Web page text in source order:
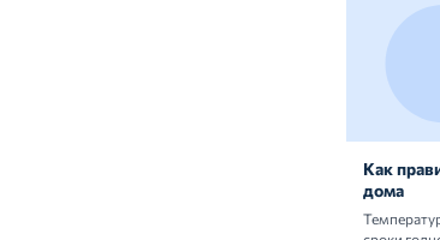
Как
дома